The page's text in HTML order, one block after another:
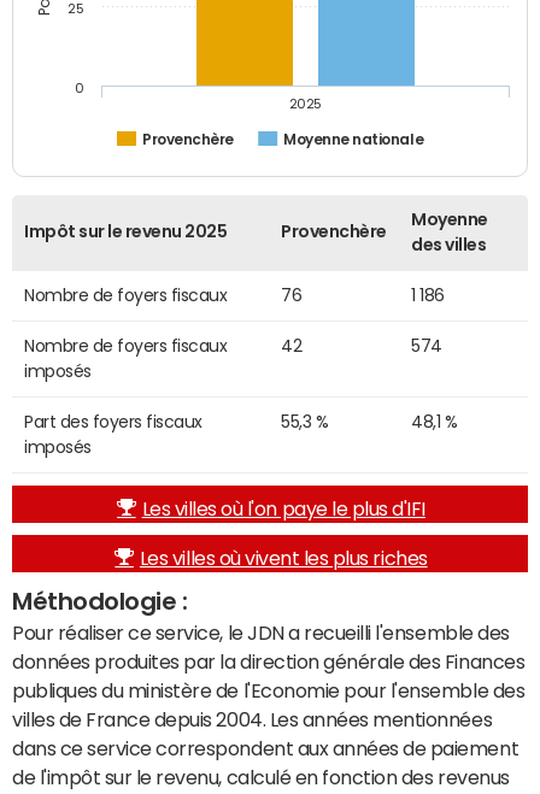
Provenchère Moyenne nationale
2025
0
25
Impôt sur le revenu 2025 Provenchère
Moyenne
des villes
Nombre de foyers fiscaux 76 1 186
Nombre de foyers fiscaux
imposés
42 574
Part des foyers fiscaux
imposés
55,3 % 48,1 %
Les villes où l'on paye le plus d'IFI
Les villes où vivent les plus riches
Méthodologie :
Pour réaliser ce service, le JDN a recueilli l'ensemble des
données produites par la direction générale des Finances
publiques du ministère de l'Economie pour l'ensemble des
villes de France depuis 2004. Les années mentionnées
dans ce service correspondent aux années de paiement
de l'impôt sur le revenu, calculé en fonction des revenus